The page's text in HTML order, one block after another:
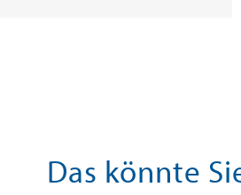
Das könnte